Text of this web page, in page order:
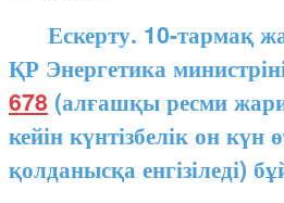
Ескерту. 10-тармақ
ҚР Энергетика
678 (алғашқы ресми
кейін күнтізбелік он күн
қолданысқа енгізіледі)